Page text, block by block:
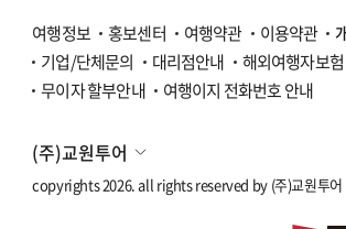
여행정보 홍보센터 여행약관 이용약관
기업/단체문의
대리점안내
해외여행자보험
무이자 할부안내
여행이지 전화번호 안내
(주)교원투어
copyrights 2026. all rights reserved by (주)교원투어